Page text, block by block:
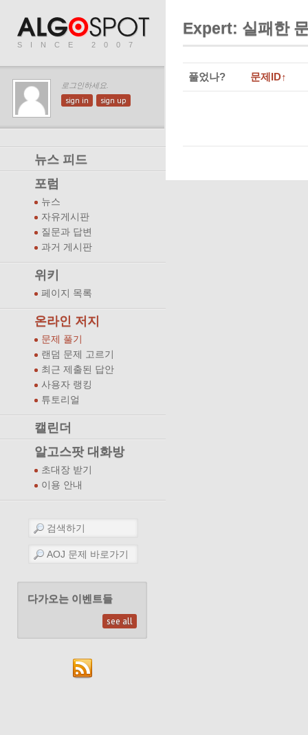
SINCE 2007
로그인하세요.
sign in sign up
뉴스 피드
포럼
뉴스
자유게시판
질문과 답변
과거 게시판
위키
페이지 목록
온라인 저지
문제 풀기
랜덤 문제 고르기
최근 제출된 답안
사용자 랭킹
튜토리얼
캘린더
알고스팟 대화방
초대장 받기
이용 안내
다가오는 이벤트들
see all
Expert: 실패한
풀었나? 문제ID↑